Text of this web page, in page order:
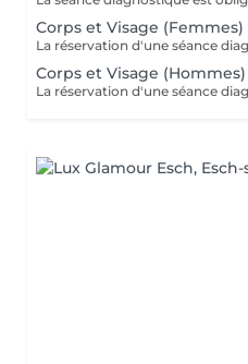
Corps et Visage (Femmes)
Corps et Visage (Hommes)